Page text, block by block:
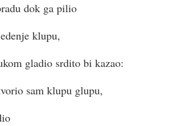
dok ga pilio
klupu,
gladio srdito bi kazao:
sam klupu glupu,